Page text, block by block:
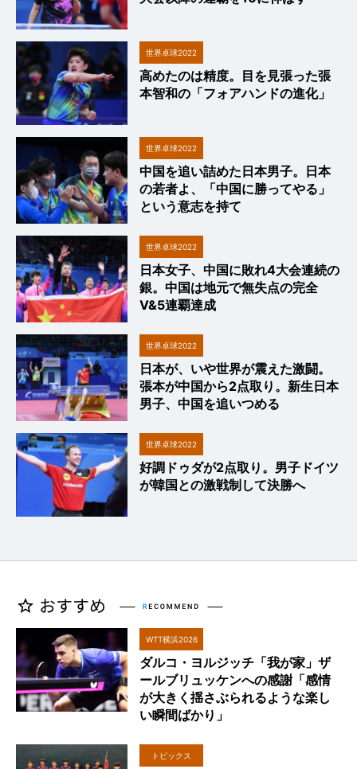
世界卓球2022
高めたのは精度。目を見張った張
本智和の「フォアハンドの進化」
世界卓球2022
中国を追い詰めた日本男子。日本
の若者よ、「中国に勝ってやる」
という意志を持て
世界卓球2022
日本女子、中国に敗れ4大会連続の
銀。中国は地元で無失点の完全
V&5連覇達成
世界卓球2022
日本が、いや世界が震えた激闘。
張本が中国から2点取り。新生日本
男子、中国を追いつめる
世界卓球2022
好調ドゥダが2点取り。男子ドイツ
が韓国との激戦制して決勝へ
WTT横浜2026
ダルコ・ヨルジッチ「我が家」ザ
ールブリュッケンへの感謝「感情
が大きく揺さぶられるような楽し
い瞬間ばかり」
トピックス